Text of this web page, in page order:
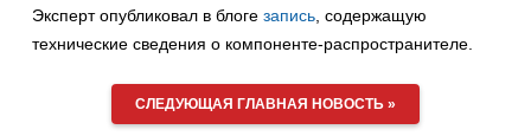
Эксперт опубликовал в блоге запись, содержащую
технические сведения о компоненте-распространителе.
СЛЕДУЮЩАЯ ГЛАВНАЯ НОВОСТЬ »